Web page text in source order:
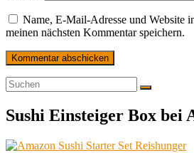
Name, E-Mail-Adresse und Website
meinen nächsten Kommentar speichern.
Sushi Einsteiger Box bei